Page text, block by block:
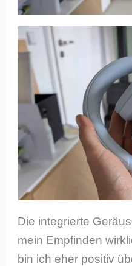
Die integrierte
mein Empfinden
bin ich eher positiv